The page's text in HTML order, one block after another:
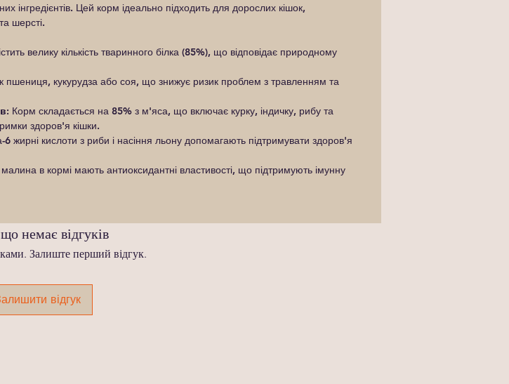
інгредієнтів. Цей корм ідеально підходить для дорослих кішок,
шерсті.
велику кількість тваринного білка (85%), що відповідає природному
пшениця, кукурудза або соя, що знижує ризик проблем з травленням та
Корм складається на 85% з м'яса, що включає курку, індичку, рибу та
здоров'я кішки.
жирні кислоти з риби і насіння льону допомагають підтримувати здоров'я
в кормі мають антиоксидантні властивості, що підтримують імунну
немає відгуків
Залиште перший відгук.
відгук